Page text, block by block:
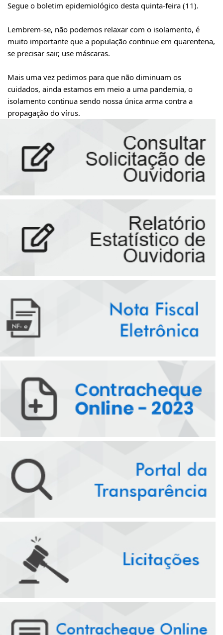
Segue o boletim epidemiológico desta quinta-feira (11).
Lembrem-se, não podemos relaxar com o isolamento, é
muito importante que a população continue em quarentena,
se precisar sair, use máscaras.
Mais uma vez pedimos para que não diminuam os
cuidados, ainda estamos em meio a uma pandemia, o
isolamento continua sendo nossa única arma contra a
propagação do vírus.